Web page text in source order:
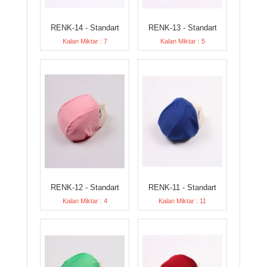
RENK-14 - Standart
Kalan Miktar : 7
RENK-13 - Standart
Kalan Miktar : 5
RENK-12 - Standart
Kalan Miktar : 4
RENK-11 - Standart
Kalan Miktar : 11